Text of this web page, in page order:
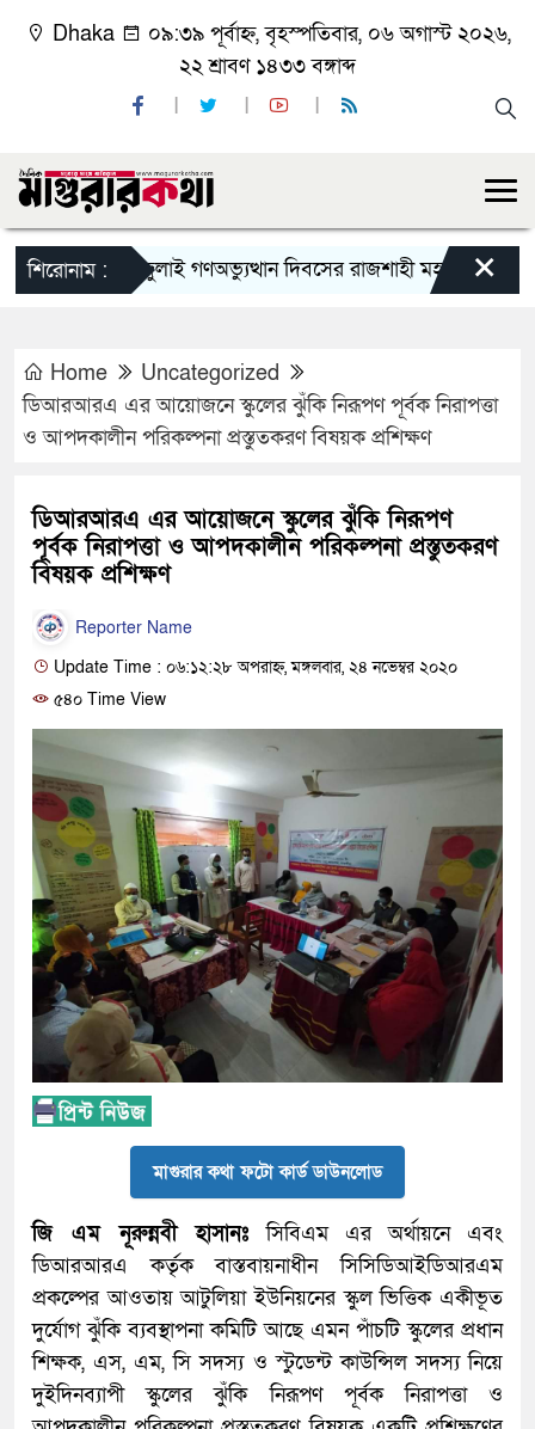
Dhaka
০৯:৩৯ পূর্বাহ্ন, বৃহস্পতিবার, ০৬ অগাস্ট ২০২৬,
২২ শ্রাবণ ১৪৩৩ বঙ্গাব্দ
শিরোনাম :জুলাই গণঅভ্যুত্থান দিবসের রাজশাহী মহানগর ×
Home
Uncategorized
ডিআরআরএ এর আয়োজনে স্কুলের ঝুঁকি নিরূপণ পূর্বক নিরাপত্তা
ও আপদকালীন পরিকল্পনা প্রস্তুতকরণ বিষয়ক প্রশিক্ষণ
ডিআরআরএ এর আয়োজনে স্কুলের ঝুঁকি নিরূপণ
পূর্বক নিরাপত্তা ও আপদকালীন পরিকল্পনা প্রস্তুতকরণ
বিষয়ক প্রশিক্ষণ
Reporter Name
Update Time : ০৬:১২:২৮ অপরাহ্ন, মঙ্গলবার, ২৪ নভেম্বর ২০২০
৫৪০ Time View
মাগুরার কথা ফটো কার্ড ডাউনলোড
জি এম নূরুন্নবী হাসানঃসিবিএম এর অর্থায়নে এবং
ডিআরআরএ কর্তৃক বাস্তবায়নাধীন সিসিডিআইডিআরএম
প্রকল্পের আওতায় আটুলিয়া ইউনিয়নের স্কুল ভিত্তিক একীভূত
দুর্যোগ ঝুঁকি ব্যবস্থাপনা কমিটি আছে এমন পাঁচটি স্কুলের প্রধান
শিক্ষক, এস, এম, সি সদস্য ও স্টুডেন্ট কাউন্সিল সদস্য নিয়ে
দুইদিনব্যাপী স্কুলের ঝুঁকি নিরূপণ পূর্বক নিরাপত্তা ও